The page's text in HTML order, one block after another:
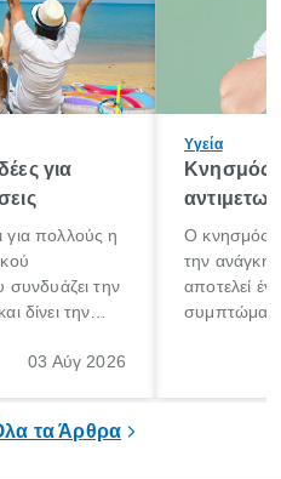
για
για πολλούς η
συνδυάζει την
δίνει την
μέρες
03 Αύγ 2026
Υγεία
Κνησμός:
Ο κνησμός
την ανάγκη
αποτελεί
τα Άρθρα